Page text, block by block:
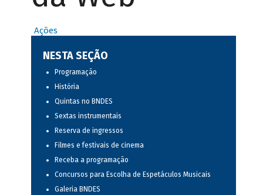
Ações
NESTA SEÇÃO
Programação
História
Quintas no BNDES
Sextas instrumentais
Reserva de ingressos
Filmes e festivais de cinema
Receba a programação
Concursos para Escolha de Espetáculos Musicais
Galeria BNDES